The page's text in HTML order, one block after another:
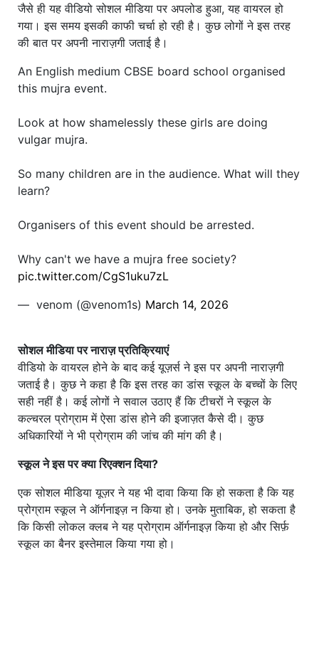
जैसे ही यह वीडियो सोशल मीडिया पर अपलोड हुआ, यह वायरल हो
गया। इस समय इसकी काफी चर्चा हो रही है। कुछ लोगों ने इस तरह
की बात पर अपनी नाराज़गी जताई है।
An English medium CBSE board school organised
this mujra event.
Look at how shamelessly these girls are doing
vulgar mujra.
So many children are in the audience. What will they
learn?
Organisers of this event should be arrested.
Why can't we have a mujra free society?
pic.twitter.com/CgS1uku7zL
— ︎ ︎venom (@venom1s) March 14, 2026
सोशल मीडिया पर नाराज़ प्रतिक्रियाएं
वीडियो के वायरल होने के बाद कई यूज़र्स ने इस पर अपनी नाराज़गी
जताई है। कुछ ने कहा है कि इस तरह का डांस स्कूल के बच्चों के लिए
सही नहीं है। कई लोगों ने सवाल उठाए हैं कि टीचरों ने स्कूल के
कल्चरल प्रोग्राम में ऐसा डांस होने की इजाज़त कैसे दी। कुछ
अधिकारियों ने भी प्रोग्राम की जांच की मांग की है।
स्कूल ने इस पर क्या रिएक्शन दिया?
एक सोशल मीडिया यूज़र ने यह भी दावा किया कि हो सकता है कि यह
प्रोग्राम स्कूल ने ऑर्गनाइज़ न किया हो। उनके मुताबिक, हो सकता है
कि किसी लोकल क्लब ने यह प्रोग्राम ऑर्गनाइज़ किया हो और सिर्फ़
स्कूल का बैनर इस्तेमाल किया गया हो।